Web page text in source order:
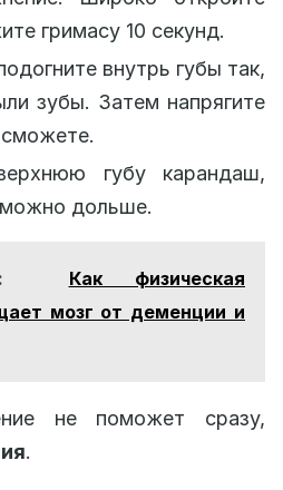
гримасу 10 секунд.
внутрь губы так,
зубы. Затем напрягите
губу карандаш,
дольше.
Как физическая
мозг от деменции и
не поможет сразу,
.